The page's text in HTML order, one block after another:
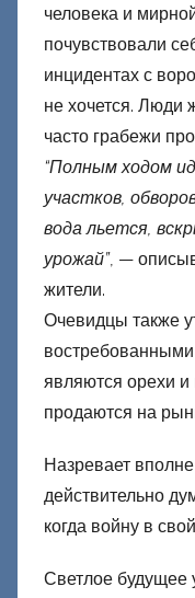
человека и
почувствовали
инцидентах с
не хочется. Люди
часто грабежи
“Полным ходом
участков,
вода льется,
урожай”, —
жители.
Очевидцы также
являются орехи и
продаются на
Назревает
действительно
когда войну в
Светлое будущее